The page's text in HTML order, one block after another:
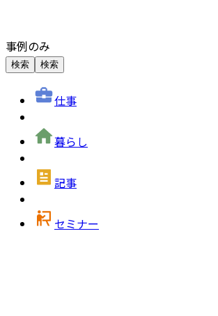
事例のみ
検索 検索
仕事
暮らし
記事
セミナー